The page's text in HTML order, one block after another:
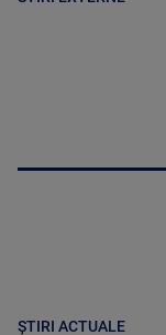
ȘTIRI ACTUALE